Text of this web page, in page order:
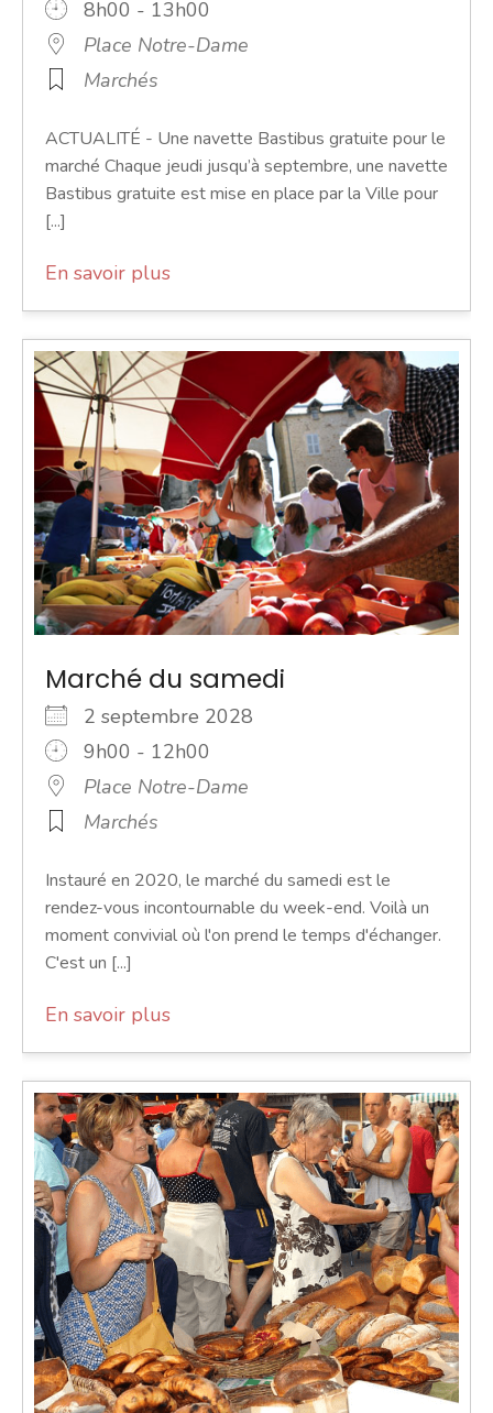
8h00 - 13h00
Place Notre-Dame
Marchés
ACTUALITÉ - Une navette Bastibus gratuite pour le
marché Chaque jeudi jusqu’à septembre, une navette
Bastibus gratuite est mise en place par la Ville pour
[...]
En savoir plus
Marché du samedi
2 septembre 2028
9h00 - 12h00
Place Notre-Dame
Marchés
Instauré en 2020, le marché du samedi est le
rendez-vous incontournable du week-end. Voilà un
moment convivial où l'on prend le temps d'échanger.
C'est un [...]
En savoir plus